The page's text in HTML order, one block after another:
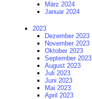
März 2024
Januar 2024
2023
Dezember 2023
November 2023
Oktober 2023
September 2023
August 2023
Juli 2023
Juni 2023
Mai 2023
April 2023